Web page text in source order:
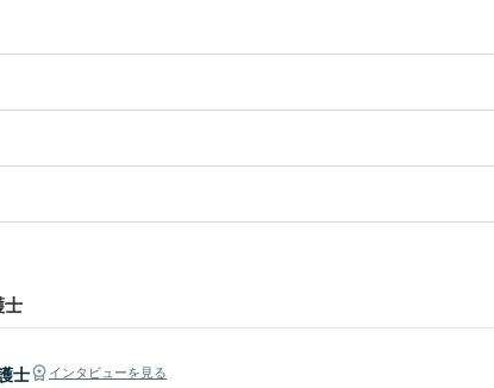
士
士 インタビューを見る